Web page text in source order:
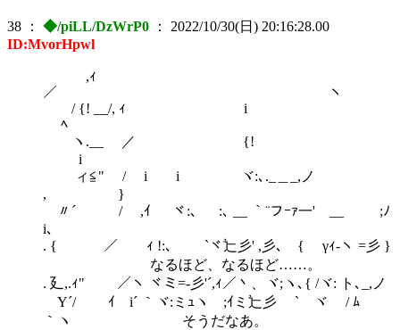
38 ： ◆/piLL/DzWrP0 ： 2022/10/30(日) 20:16:28.00
ID:MvorHpwl
,ｨ
／ ヽ
/ {! __/, ｨ i
ﾍ
ヽ.__ ／ {!
i
ィ≦" / i i ヾ:､._＿_,ノ
, }
〃´ / ,ｲ ヾ:､ :､ __ ｀¨フｰｧ一' __ ;ﾉ
i､
. { ／ ｨ !:､ `ヾ辷彡' ,彡､ { γｨ-ヽ =彡 }
なるほど、なるほど……。
. 廴,.ｨ" ／ヽ ヾミ=-彡'´,ｨ／丶、ヾ;ヽ､{ /ヾ: ト､_,ノ
Y´/ ｲ i´ ｀ヾ:ミｭヽ ;ｲミ辷彡 ` ヾ / ﾑ
｀ヽ そうだなあ。